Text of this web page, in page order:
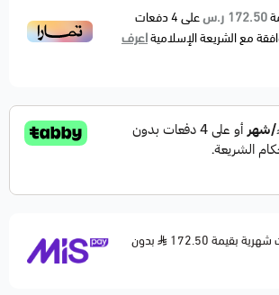
Town Car
عن شحن البطارية وتغذية الأنظمة
مطابق للأصلي ويعطي شحن ثابت وقوي.
172.50 ر.س على4دفعات
مع الشريعة الإسلاميةاعرف
بدون